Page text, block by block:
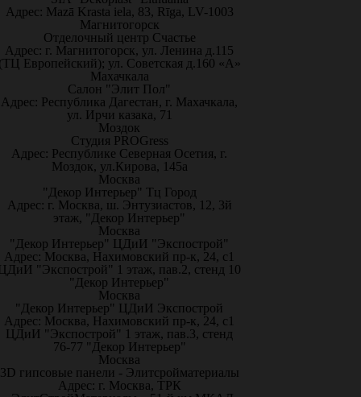
Адрес: Mazā Krasta iela, 83, Rīga, LV-1003
Магнитогорск
Отделочный центр Счастье
Адрес: г. Магнитогорск, ул. Ленина д.115
Европейский); ул. Советская д.160 «А»
Махачкала
Салон "Элит Пол"
Адрес: Республика Дагестан, г. Махачкала,
ул. Ирчи казака, 71
Моздок
Студия PROGress
Адрес: Республике Северная Осетия, г.
Моздок, ул.Кирова, 145а
Москва
"Декор Интерьер" Тц Город
Адрес: г. Москва, ш. Энтузиастов, 12, 3й
этаж, "Декор Интерьер"
Москва
"Декор Интерьер" ЦДиИ "Экспострой"
Адрес: Москва, Нахимовский пр-к, 24, с1
"Экспострой" 1 этаж, пав.2, стенд 10
"Декор Интерьер"
Москва
"Декор Интерьер" ЦДиИ Экспострой
Адрес: Москва, Нахимовский пр-к, 24, с1
ЦДиИ "Экспострой" 1 этаж, пав.3, стенд
76-77 "Декор Интерьер"
Москва
3D гипсовые панели - Элитсройматериалы
Адрес: г. Москва, ТРК